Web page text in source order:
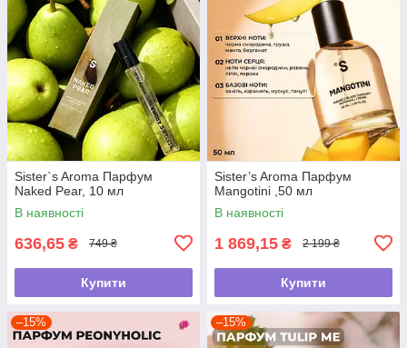
Sister`s Aroma Парфум
Naked Pear, 10 мл
В наявності
636,65 ₴ 749 ₴
Купити
Sister’s Aroma Парфум
Mangotini ,50 мл
В наявності
1 869,15 ₴ 2 199 ₴
Купити
–15% –15%